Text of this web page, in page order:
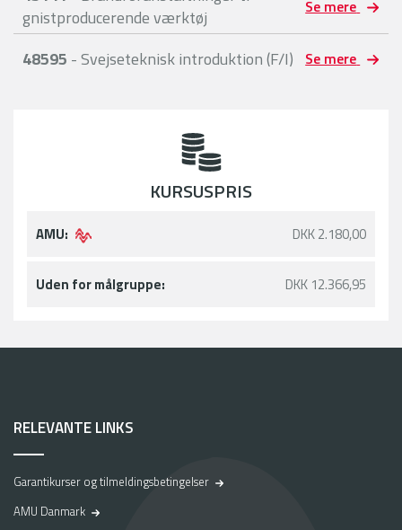
gnistproducerende værktøj
Se mere
48595 - Svejseteknisk introduktion (F/I) Se mere
KURSUSPRIS
AMU: DKK 2.180,00
Uden for målgruppe: DKK 12.366,95
RELEVANTE LINKS
Garantikurser og tilmeldingsbetingelser
AMU Danmark